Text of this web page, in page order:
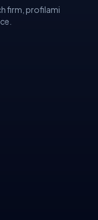
firm, profilami